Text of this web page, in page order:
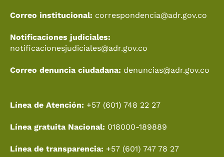
Correo institucional: correspondencia@adr.gov.co
Notificaciones judiciales:
notificacionesjudiciales@adr.gov.co
Correo denuncia ciudadana: denuncias@adr.gov.co
Línea de Atención: +57 (601) 748 22 27
Línea gratuita Nacional: 018000-189889
Línea de transparencia: +57 (601) 747 78 27